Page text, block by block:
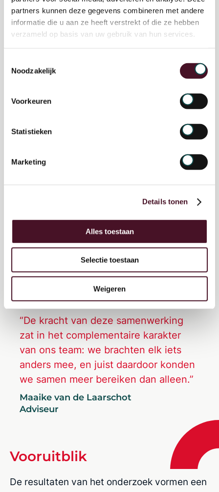
partners kunnen deze gegevens combineren met andere
informatie die u aan ze heeft verstrekt of die ze hebben
verzameld op basis van uw gebruik van hun services.
Noodzakelijk
Voorkeuren
Statistieken
Marketing
Details tonen
Alles toestaan
Selectie toestaan
Weigeren
“De kracht van deze samenwerking
zat in het complementaire karakter
van ons team: we brachten elk iets
anders mee, en juist daardoor konden
we samen meer bereiken dan alleen.”
Maaike van de Laarschot
Adviseur
Vooruitblik
De resultaten van het onderzoek vormen een